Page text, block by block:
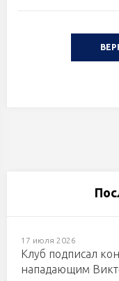
17 июля 2026
Клуб подписал
нападающим